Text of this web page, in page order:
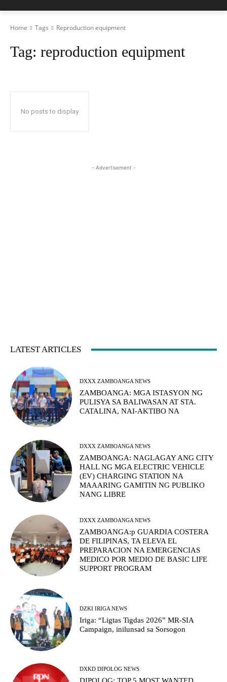
Home Tags Reproduction equipment
Tag: reproduction equipment
No posts to display
- Advertisement -
LATEST ARTICLES
DXXX ZAMBOANGA NEWS
ZAMBOANGA: MGA ISTASYON NG
PULISYA SA BALIWASAN AT STA.
CATALINA, NAI-AKTIBO NA
DXXX ZAMBOANGA NEWS
ZAMBOANGA: NAGLAGAY ANG CITY
HALL NG MGA ELECTRIC VEHICLE
(EV) CHARGING STATION NA
MAAARING GAMITIN NG PUBLIKO
NANG LIBRE
DXXX ZAMBOANGA NEWS
ZAMBOANGA:p GUARDIA COSTERA
DE FILIPINAS, TA ELEVA EL
PREPARACION NA EMERGENCIAS
MEDICO POR MEDIO DE BASIC LIFE
SUPPORT PROGRAM
DZKI IRIGA NEWS
Iriga: “Ligtas Tigdas 2026” MR-SIA
Campaign, inilunsad sa Sorsogon
DXKD DIPOLOG NEWS